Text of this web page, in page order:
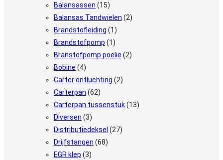
Balansassen (15)
Balansas Tandwielen (2)
Brandstofleiding (1)
Brandstofpomp (1)
Branstofpomp poelie (2)
Bobine (4)
Carter ontluchting (2)
Carterpan (62)
Carterpan tussenstuk(13)
Diversen (3)
Distributiedeksel (27)
Drijfstangen (68)
EGR klep (3)